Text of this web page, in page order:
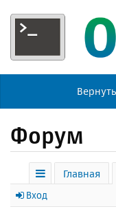
Форум
с
Главная
Вход